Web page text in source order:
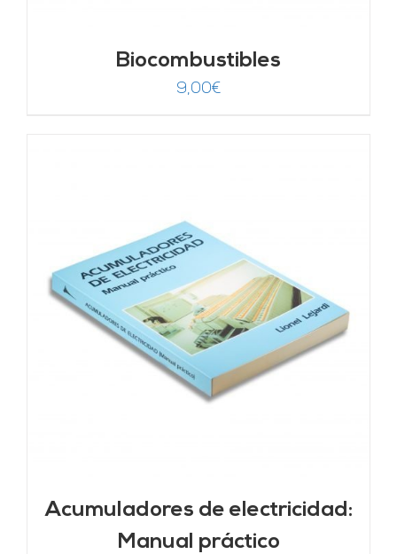
Biocombustibles
9,00€
Acumuladores de electricidad:
Manual práctico